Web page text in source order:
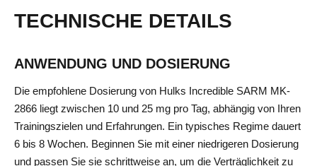
TECHNISCHE DETAILS
ANWENDUNG UND DOSIERUNG
Die empfohlene Dosierung von Hulks Incredible SARM MK-
2866 liegt zwischen 10 und 25 mg pro Tag, abhängig von Ihren
Trainingszielen und Erfahrungen. Ein typisches Regime dauert
6 bis 8 Wochen. Beginnen Sie mit einer niedrigeren Dosierung
und passen Sie sie schrittweise an, um die Verträglichkeit zu